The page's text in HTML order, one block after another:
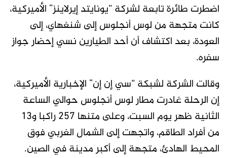
اضطرت طائرة تابعة لشركة “يونايتد إيرلاينز” الأميركية،
كانت متجهة من لوس أنجلوس إلى شنغهاي، إلى
العودة، بعد اكتشاف أن أحد الطيارين نسي إحضار جواز
سفره.
وقالت الشركة لشبكة “سي إن إن” الإخبارية الأميركية،
إن الرحلة غادرت مطار لوس أنجلوس حوالي الساعة
الثانية ظهر يوم السبت، وعلى متنها 257 راكبا و13
من أفراد الطاقم، واتجهت إلى الشمال الغربي فوق
المحيط الهادئ، متجهة إلى أكبر مدينة في الصين.